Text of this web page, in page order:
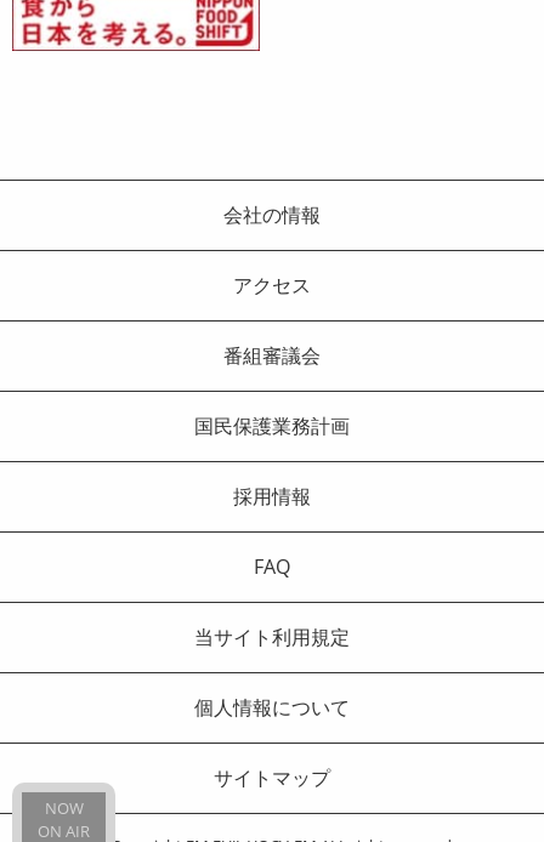
NOW
ON AIR
会社の情報
アクセス
番組審議会
国民保護業務計画
採用情報
FAQ
当サイト利用規定
個人情報について
サイトマップ